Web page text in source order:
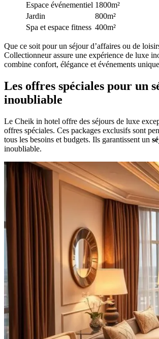
Espace événementiel 1800m²
Jardin
800m²
Spa et espace fitness 400m²
Que ce soit pour un séjour d’affaires ou de
Collectionneur assure une expérience de luxe
combine confort, élégance et événements
Les offres spéciales pour un
inoubliable
Le Cheik in hotel offre des séjours de luxe
offres spéciales. Ces packages exclusifs sont
tous les besoins et budgets. Ils garantissent un
inoubliable.